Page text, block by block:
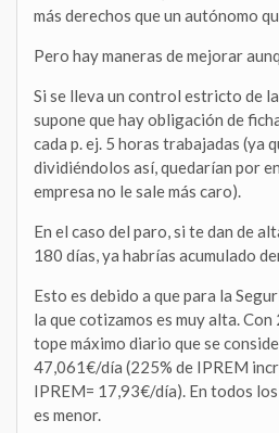
más derechos que un autónomo
Pero hay maneras de mejorar
Si se lleva un control estricto de
supone que hay obligación de
cada p. ej. 5 horas trabajadas (ya
dividiéndolos así, quedarían por
empresa no le sale más caro).
En el caso del paro, si te dan de
180 días, ya habrías acumulado
Esto es debido a que para la
la que cotizamos es muy alta.
tope máximo diario que se
47,061€/día (225% de IPREM
IPREM= 17,93€/día). En todos
es menor.